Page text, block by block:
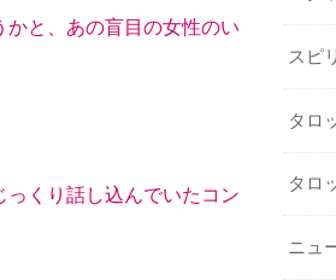
と、あの盲目の女性のい
くり話し込んでいたコン
スピ
タロ
タロ
ニュ